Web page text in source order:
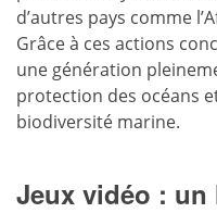
d’autres pays comme
Grâce à ces actions
une génération
protection des océans
biodiversité marine.
Jeux vidéo :